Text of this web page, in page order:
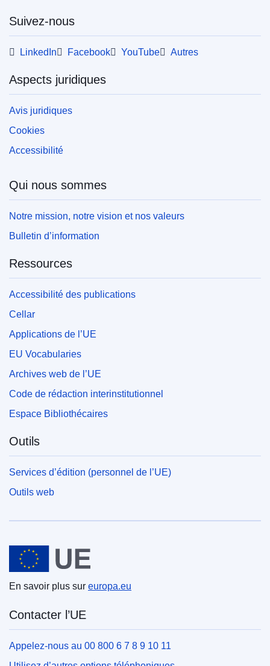
Suivez-nous
LinkedIn Facebook YouTube Autres
Aspects juridiques
Avis juridiques
Cookies
Accessibilité
Qui nous sommes
Notre mission, notre vision et nos valeurs
Bulletin d’information
Ressources
Accessibilité des publications
Cellar
Applications de l’UE
EU Vocabularies
Archives web de l’UE
Code de rédaction interinstitutionnel
Espace Bibliothécaires
Outils
Services d’édition (personnel de l’UE)
Outils web
Union européenne
En savoir plus sur europa.eu
Contacter l’UE
Appelez-nous au 00 800 6 7 8 9 10 11